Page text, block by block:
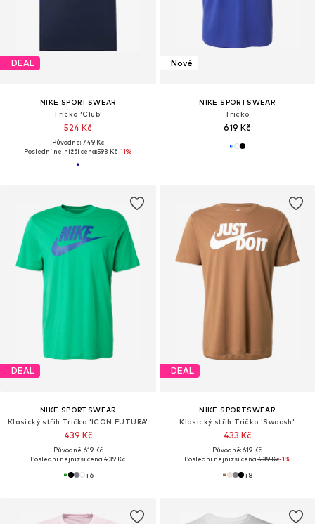
DEAL
NIKE SPORTSWEAR
Tričko 'Club'
524 Kč
Původně: 749 Kč
Poslední nejnižší cena:593 Kč-11%
Nové
NIKE SPORTSWEAR
Tričko
619 Kč
DEAL
NIKE SPORTSWEAR
Klasický střih Tričko 'ICON FUTURA'
439 Kč
Původně: 619 Kč
Poslední nejnižší cena:439 Kč
+6
DEAL
NIKE SPORTSWEAR
Klasický střih Tričko 'Swoosh'
433 Kč
Původně: 619 Kč
Poslední nejnižší cena:439 Kč-1%
+8